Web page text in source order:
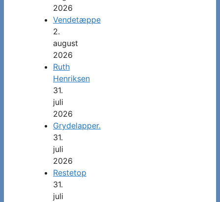
2026
Vendetæppe
2.
august
2026
Ruth
Henriksen
31.
juli
2026
Grydelapper.
31.
juli
2026
Restetop
31.
juli